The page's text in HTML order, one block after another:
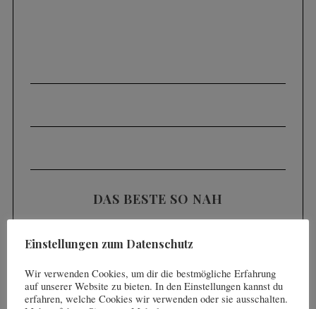
DAS BESTE SO NAH
Einstellungen zum Datenschutz
Wir verwenden Cookies, um dir die bestmögliche Erfahrung
auf unserer Website zu bieten. In den Einstellungen kannst du
erfahren, welche Cookies wir verwenden oder sie ausschalten.